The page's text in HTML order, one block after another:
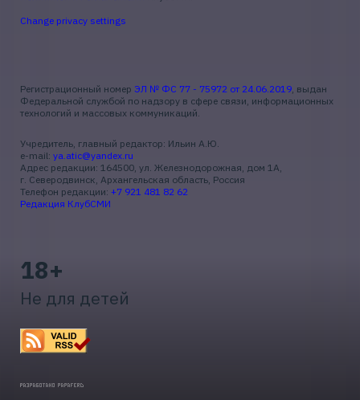
Change privacy settings
Регистрационный номер ЭЛ № ФС 77 - 75972 от 24.06.2019, выдан
Федеральной службой по надзору в сфере связи, информационных
технологий и массовых коммуникаций.
Учредитель, главный редактор: Ильин А.Ю.
e-mail: ya.atic@yandex.ru
Адрес редакции: 164500, ул. Железнодорожная, дом 1А,
г. Северодвинск, Архангельская область, Россия
Телефон редакции: +7 921 481 82 62
Редакция КлубСМИ
18+
Не для детей